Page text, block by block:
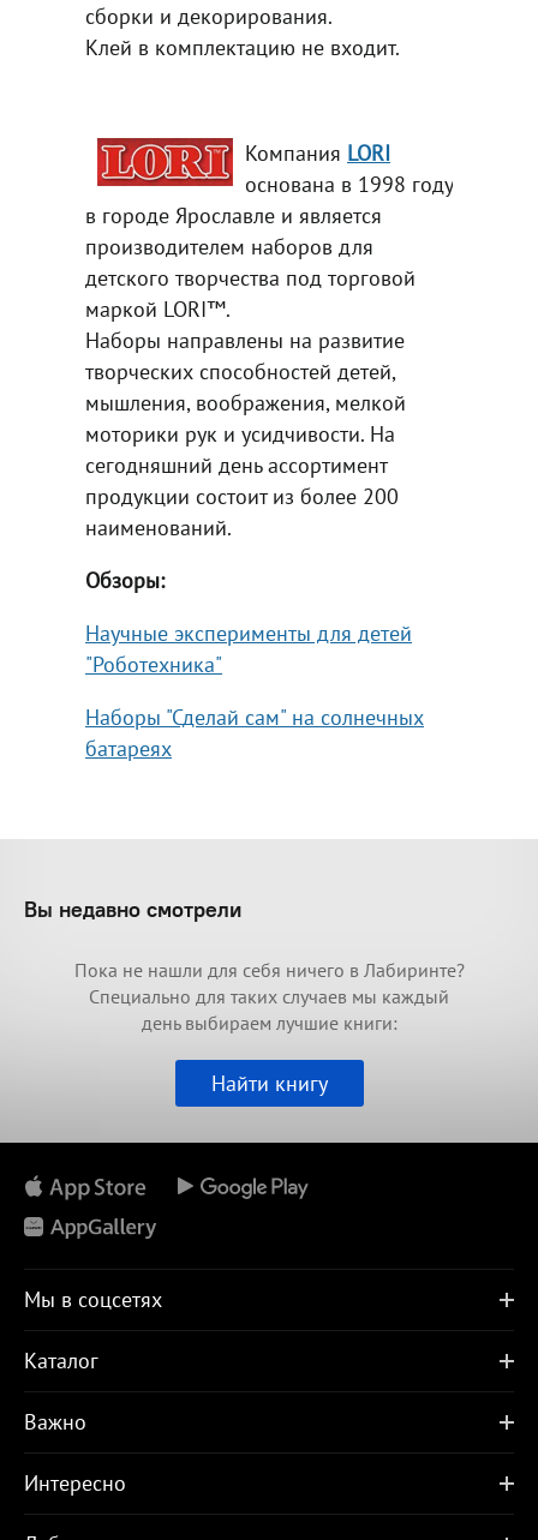
сборки и декорирования.
Клей в комплектацию не входит.
Компания LORI
основана в 1998 году
в городе Ярославле и является
производителем наборов для
детского творчества под торговой
маркой LORI™.
Наборы направлены на развитие
творческих способностей детей,
мышления, воображения, мелкой
моторики рук и усидчивости. На
сегодняшний день ассортимент
продукции состоит из более 200
наименований.
Обзоры:
Научные эксперименты для детей
"Роботехника"
Наборы "Сделай сам" на солнечных
батареях
Вы недавно смотрели
Пока не нашли для себя ничего в Лабиринте?
Специально для таких случаев мы каждый
день выбираем лучшие книги:
Найти книгу
Мы в соцсетях
Каталог
Важно
Интересно